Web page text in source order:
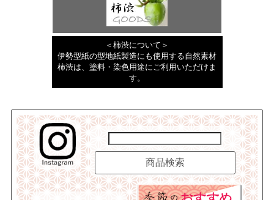
＜柿渋について＞
伊勢型紙の型地紙製造にも使用する自然素材
柿渋は、塗料・染色用途にご利用いただけま
す。